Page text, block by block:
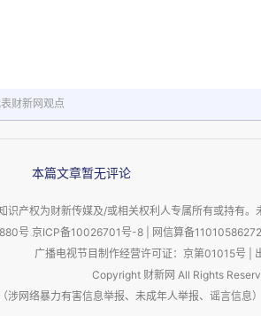
识了英国第一任皇家天文学家、格
，1646-1719）。后者的职
，第一篇关于幻日，第二篇关于
何通过观测北极星来绘制子午线与
文。1704 年 12 月，他写信给弗兰
财新网观点
本篇文章暂无评论
识产权为财新传媒及/或相关权利人专属所有或持有
号 京ICP备10026701号-8 网信算备
广播电视节目制作经营许可证：京第01015号
Copyright 财新网 All Rights
涉网络暴力有害信息举报、未成年人举报、谣言